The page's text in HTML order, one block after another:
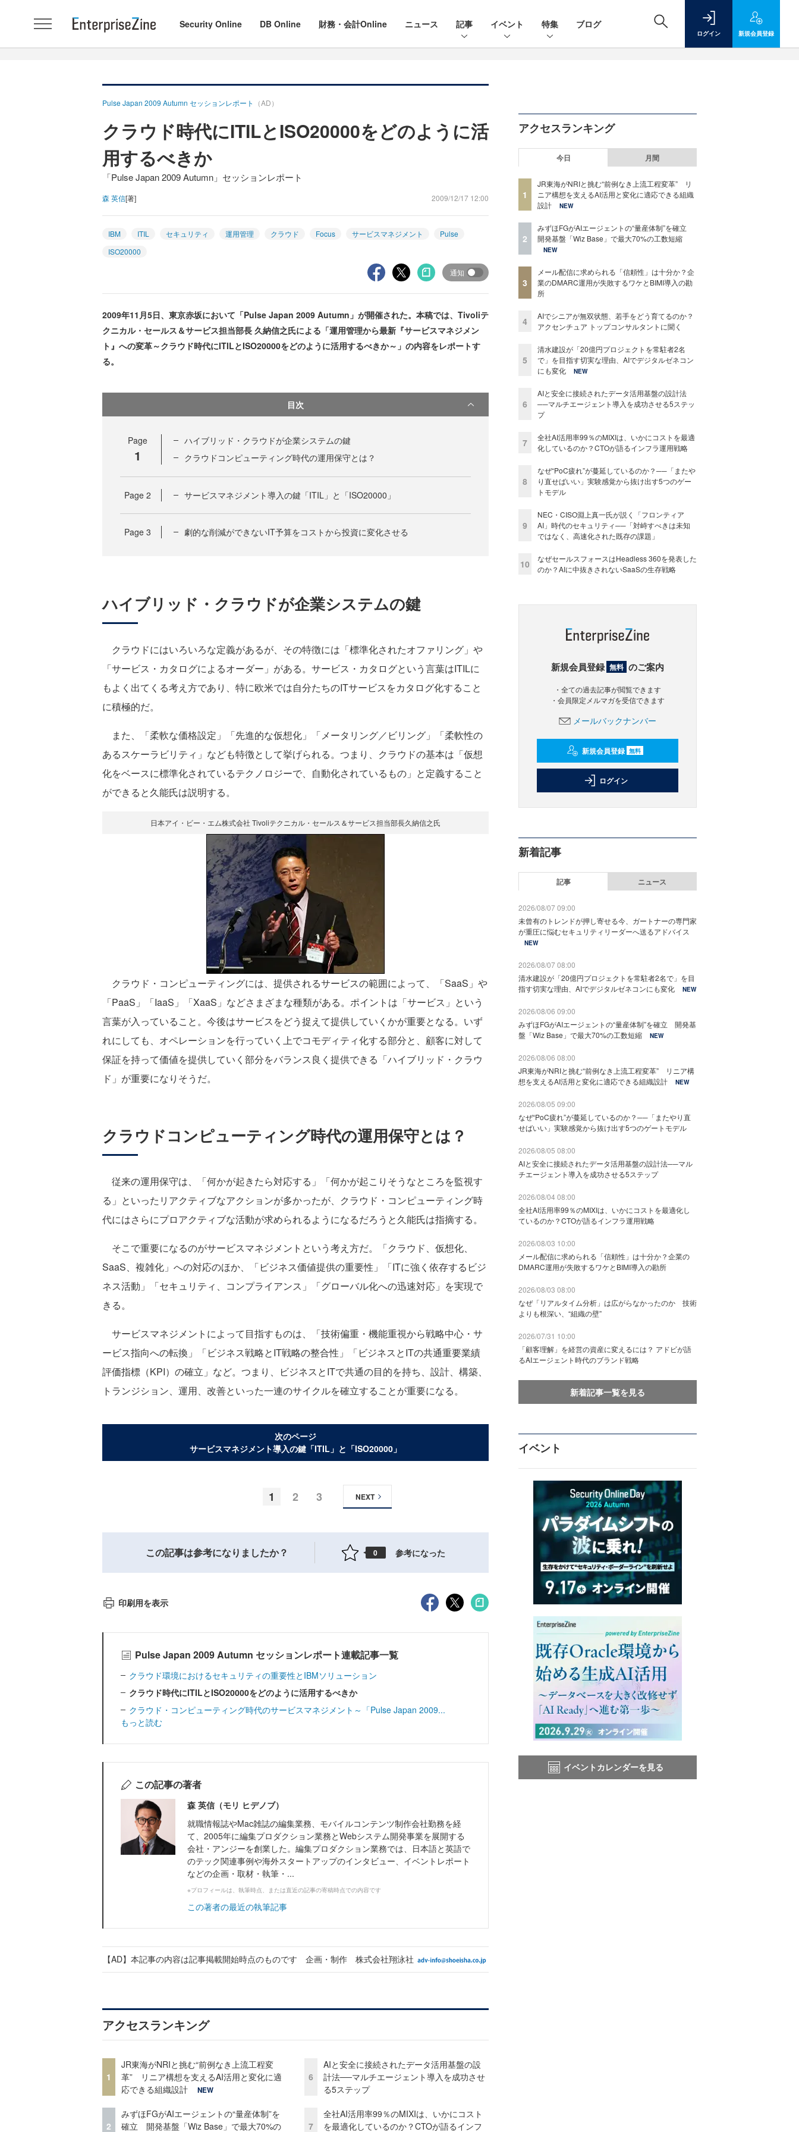
Security Online DB Online 財務・会計Online ニュース 記事 イベント 特集 ブログ
ログイン 新規会員登録
Pulse Japan 2009 Autumn セッションレポート （AD）
クラウド時代にITILとISO20000をどのように活
用するべきか
「Pulse Japan 2009 Autumn」セッションレポート
森 英信[著] 2009/12/17 12:00
IBM ITIL セキュリティ 運用管理 クラウド Focus サービスマネジメント
Pulse
ISO20000
通知
2009年11月5日、東京赤坂において「Pulse Japan 2009 Autumn」が開催された。本稿では、Tivoliテ
クニカル・セールス＆サービス担当部長 久納信之氏による「運用管理から最新『サービスマネジメン
ト』への変革～クラウド時代にITILとISO20000をどのように活用するべきか～」の内容をレポートす
る。
目次
Page
1
ハイブリッド・クラウドが企業システムの鍵
クラウドコンピューティング時代の運用保守とは？
Page 2 サービスマネジメント導入の鍵「ITIL」と「ISO20000」
Page 3 劇的な削減ができないIT予算をコストから投資に変化させる
ハイブリッド・クラウドが企業システムの鍵
クラウドにはいろいろな定義があるが、その特徴には「標準化されたオファリング」や
「サービス・カタログによるオーダー」がある。サービス・カタログという言葉はITILに
もよく出てくる考え方であり、特に欧米では自分たちのITサービスをカタログ化すること
に積極的だ。
また、「柔軟な価格設定」「先進的な仮想化」「メータリング／ビリング」「柔軟性の
あるスケーラビリティ」なども特徴として挙げられる。つまり、クラウドの基本は「仮想
化をベースに標準化されているテクノロジーで、自動化されているもの」と定義すること
ができると久能氏は説明する。
日本アイ・ビー・エム株式会社 Tivoliテクニカル・セールス＆サービス担当部長久納信之氏
クラウド・コンピューティングには、提供されるサービスの範囲によって、「SaaS」や
「PaaS」「IaaS」「XaaS」などさまざまな種類がある。ポイントは「サービス」という
言葉が入っていること。今後はサービスをどう捉えて提供していくかが重要となる。いず
れにしても、オペレーションを行っていく上でコモディティ化する部分と、顧客に対して
保証を持って価値を提供していく部分をバランス良く提供できる「ハイブリッド・クラウ
ド」が重要になりそうだ。
クラウドコンピューティング時代の運用保守とは？
従来の運用保守は、「何かが起きたら対応する」「何かが起こりそうなところを監視す
る」といったリアクティブなアクションが多かったが、クラウド・コンピューティング時
代にはさらにプロアクティブな活動が求められるようになるだろうと久能氏は指摘する。
そこで重要になるのがサービスマネジメントという考え方だ。「クラウド、仮想化、
SaaS、複雑化」への対応のほか、「ビジネス価値提供の重要性」「ITに強く依存するビジ
ネス活動」「セキュリティ、コンプライアンス」「グローバル化への迅速対応」を実現で
きる。
サービスマネジメントによって目指すものは、「技術偏重・機能重視から戦略中心・サ
ービス指向への転換」「ビジネス戦略とIT戦略の整合性」「ビジネスとITの共通重要業績
評価指標（KPI）の確立」など。つまり、ビジネスとITで共通の目的を持ち、設計、構築、
トランジション、運用、改善といった一連のサイクルを確立することが重要になる。
次のページ
サービスマネジメント導入の鍵「ITIL」と「ISO20000」
1 2 3 NEXT
この記事は参考になりましたか？ 0 参考になった
印刷用を表示
Pulse Japan 2009 Autumn セッションレポート連載記事一覧
クラウド環境におけるセキュリティの重要性とIBMソリューション
クラウド時代にITILとISO20000をどのように活用するべきか
クラウド・コンピューティング時代のサービスマネジメント～「Pulse Japan 2009...
もっと読む
この記事の著者
森 英信（モリ ヒデノブ）
就職情報誌やMac雑誌の編集業務、モバイルコンテンツ制作会社勤務を経
て、2005年に編集プロダクション業務とWebシステム開発事業を展開する
会社・アンジーを創業した。編集プロダクション業務では、日本語と英語で
のテック関連事例や海外スタートアップのインタビュー、イベントレポート
などの企画・取材・執筆・...
※プロフィールは、執筆時点、または直近の記事の寄稿時点での内容です
この著者の最近の執筆記事
【AD】本記事の内容は記事掲載開始時点のものです 企画・制作 株式会社翔泳社
アクセスランキング
1
JR東海がNRIと挑む“前例なき上流工程変
革” リニア構想を支えるAI活用と変化に適
応できる組織設計
NEW
2
みずほFGがAIエージェントの“量産体制”を
確立 開発基盤「Wiz Base」で最大70%の
6
AIと安全に接続されたデータ活用基盤の設
計法──マルチエージェント導入を成功させ
る5ステップ
7
全社AI活用率99％のMIXIは、いかにコスト
を最適化しているのか？CTOが語るインフ
アクセスランキング
今日 月間
1
JR東海がNRIと挑む“前例なき上流工程変革” リ
ニア構想を支えるAI活用と変化に適応できる組織
設計
NEW
2
みずほFGがAIエージェントの“量産体制”を確立
開発基盤「Wiz Base」で最大70%の工数短縮
NEW
3
メール配信に求められる「信頼性」は十分か？企
業のDMARC運用が失敗するワケとBIMI導入の勘
所
4
AIでシニアが無双状態、若手をどう育てるのか？
アクセンチュア トップコンサルタントに聞く
5
清水建設が「20億円プロジェクトを常駐者2名
で」を目指す切実な理由、AIでデジタルゼネコン
にも変化
NEW
6
AIと安全に接続されたデータ活用基盤の設計法
──マルチエージェント導入を成功させる5ステッ
プ
7
全社AI活用率99％のMIXIは、いかにコストを最適
化しているのか？CTOが語るインフラ運用戦略
8
なぜ“PoC疲れ”が蔓延しているのか？──「またや
り直せばいい」実験感覚から抜け出す5つのゲー
トモデル
9
NEC・CISO淵上真一氏が説く「フロンティア
AI」時代のセキュリティ──「対峙すべきは未知
ではなく、高速化された既存の課題」
10
なぜセールスフォースはHeadless 360を発表した
のか？AIに中抜きされないSaaSの生存戦略
新規会員登録 無料 のご案内
・全ての過去記事が閲覧できます
・会員限定メルマガを受信できます
メールバックナンバー
新規会員登録 無料
ログイン
新着記事
記事 ニュース
2026/08/07 09:00
未曾有のトレンドが押し寄せる今、ガートナーの専門家
が重圧に悩むセキュリティリーダーへ送るアドバイス
NEW
2026/08/07 08:00
清水建設が「20億円プロジェクトを常駐者2名で」を目
指す切実な理由、AIでデジタルゼネコンにも変化
NEW
2026/08/06 09:00
みずほFGがAIエージェントの“量産体制”を確立 開発基
盤「Wiz Base」で最大70%の工数短縮
NEW
2026/08/06 08:00
JR東海がNRIと挑む“前例なき上流工程変革” リニア構
想を支えるAI活用と変化に適応できる組織設計
NEW
2026/08/05 09:00
なぜ“PoC疲れ”が蔓延しているのか？──「またやり直
せばいい」実験感覚から抜け出す5つのゲートモデル
2026/08/05 08:00
AIと安全に接続されたデータ活用基盤の設計法──マル
チエージェント導入を成功させる5ステップ
2026/08/04 08:00
全社AI活用率99％のMIXIは、いかにコストを最適化し
ているのか？CTOが語るインフラ運用戦略
2026/08/03 10:00
メール配信に求められる「信頼性」は十分か？企業の
DMARC運用が失敗するワケとBIMI導入の勘所
2026/08/03 08:00
なぜ「リアルタイム分析」は広がらなかったのか 技術
よりも根深い、“組織の壁”
2026/07/31 10:00
「顧客理解」を経営の資産に変えるには？ アドビが語
るAIエージェント時代のブランド戦略
新着記事一覧を見る
イベント
イベントカレンダーを見る